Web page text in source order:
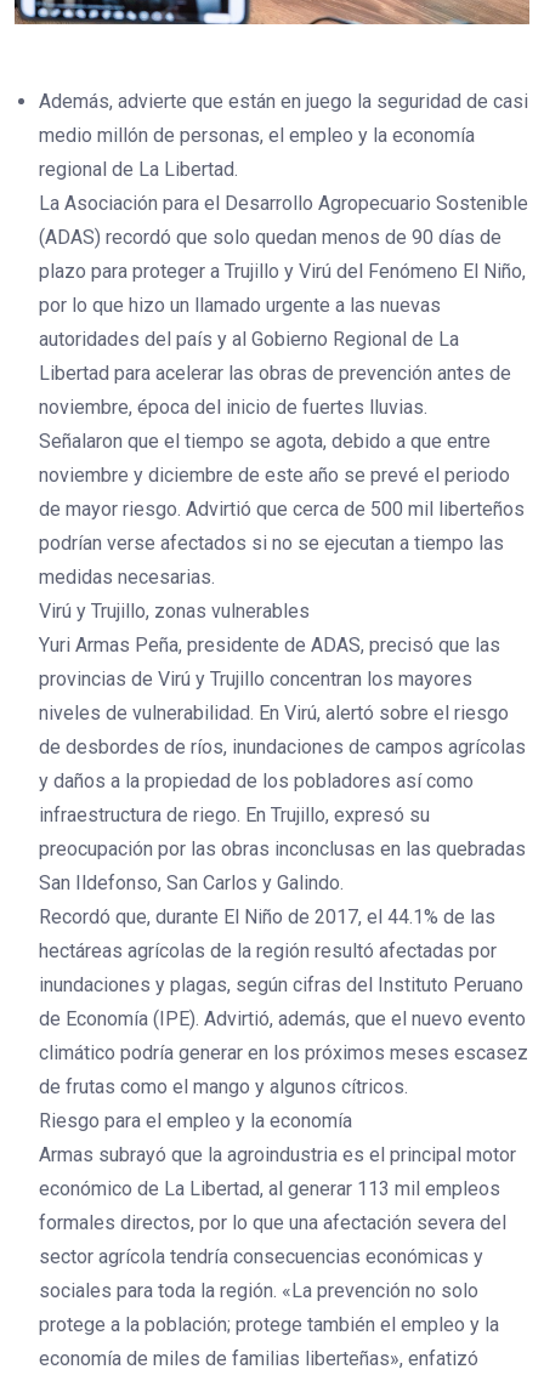
Además, advierte que están en juego la seguridad de casi
medio millón de personas, el empleo y la economía
regional de La Libertad.
La Asociación para el Desarrollo Agropecuario Sostenible
(ADAS) recordó que solo quedan menos de 90 días de
plazo para proteger a Trujillo y Virú del Fenómeno El Niño,
por lo que hizo un llamado urgente a las nuevas
autoridades del país y al Gobierno Regional de La
Libertad para acelerar las obras de prevención antes de
noviembre, época del inicio de fuertes lluvias.
Señalaron que el tiempo se agota, debido a que entre
noviembre y diciembre de este año se prevé el periodo
de mayor riesgo. Advirtió que cerca de 500 mil liberteños
podrían verse afectados si no se ejecutan a tiempo las
medidas necesarias.
Virú y Trujillo, zonas vulnerables
Yuri Armas Peña, presidente de ADAS, precisó que las
provincias de Virú y Trujillo concentran los mayores
niveles de vulnerabilidad. En Virú, alertó sobre el riesgo
de desbordes de ríos, inundaciones de campos agrícolas
y daños a la propiedad de los pobladores así como
infraestructura de riego. En Trujillo, expresó su
preocupación por las obras inconclusas en las quebradas
San Ildefonso, San Carlos y Galindo.
Recordó que, durante El Niño de 2017, el 44.1% de las
hectáreas agrícolas de la región resultó afectadas por
inundaciones y plagas, según cifras del Instituto Peruano
de Economía (IPE). Advirtió, además, que el nuevo evento
climático podría generar en los próximos meses escasez
de frutas como el mango y algunos cítricos.
Riesgo para el empleo y la economía
Armas subrayó que la agroindustria es el principal motor
económico de La Libertad, al generar 113 mil empleos
formales directos, por lo que una afectación severa del
sector agrícola tendría consecuencias económicas y
sociales para toda la región. «La prevención no solo
protege a la población; protege también el empleo y la
economía de miles de familias liberteñas», enfatizó